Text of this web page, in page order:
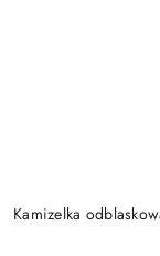
Kamizelka